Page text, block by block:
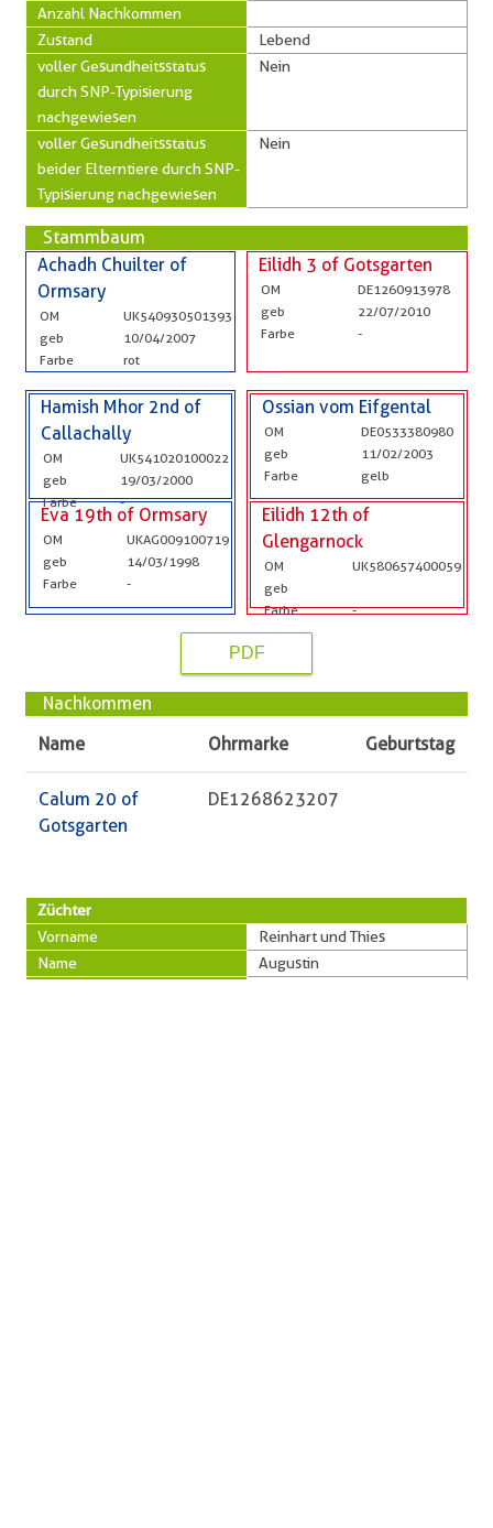
Anzahl Nachkommen
Zustand
Lebend
voller Gesundheitsstatus
durch SNP-Typisierung
nachgewiesen
Nein
voller Gesundheitsstatus
beider Elterntiere durch SNP-
Typisierung nachgewiesen
Nein
Stammbaum
Achadh Chuilter of
Ormsary
OM
UK540930501393
geb
10/04/2007
Farbe
rot
Eilidh 3 of Gotsgarten
OM
DE1260913978
geb
22/07/2010
Farbe
-
Hamish Mhor 2nd of
Callachally
OM
UK541020100022
geb
19/03/2000
Farbe
-
Eva 19th of Ormsary
OM
UKAG009100719
geb
14/03/1998
Farbe
-
Ossian vom Eifgental
OM
DE0533380980
geb
11/02/2003
Farbe
gelb
Eilidh 12th of
Glengarnock
OM
UK580657400059
geb
Farbe
-
PDF
Nachkommen
Name
Ohrmarke Geburtstag
Calum 20 of
Gotsgarten
DE1268623207
Züchter
Vorname
Reinhart und Thies
Name
Augustin